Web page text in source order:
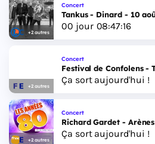
+2 autres
Concert
Tankus - Dinard - 10
00 jour 08:47:15
+2 autres
Concert
Festival de Confolens -
Ça sort aujourd'hui !
+2 autres
Concert
Richard Gardet -
Ça sort aujourd'hui !